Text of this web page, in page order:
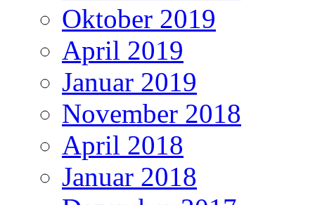
Oktober 2019
April 2019
Januar 2019
November 2018
April 2018
Januar 2018